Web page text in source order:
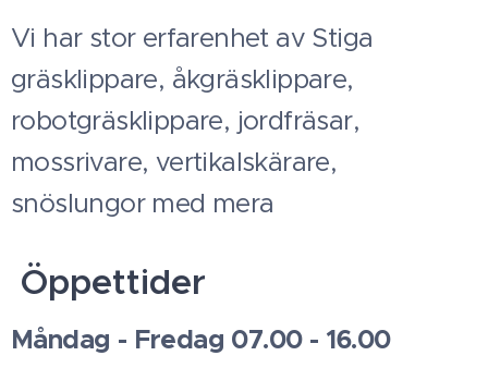
Vi har stor erfarenhet av Stiga
gräsklippare, åkgräsklippare,
robotgräsklippare, jordfräsar,
mossrivare, vertikalskärare,
snöslungor med mera
Öppettider
Måndag - Fredag 07.00 - 16.00